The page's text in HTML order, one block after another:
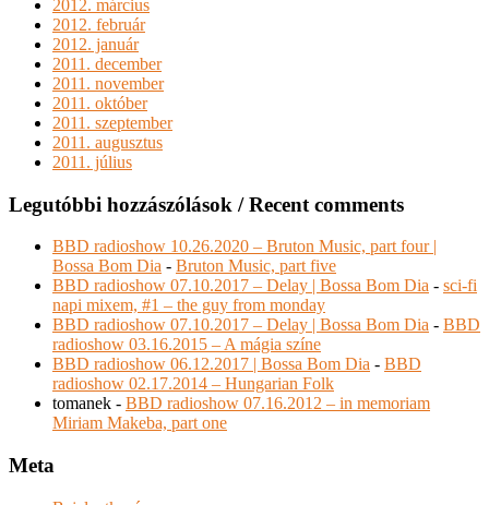
2012. március
2012. február
2012. január
2011. december
2011. november
2011. október
2011. szeptember
2011. augusztus
2011. július
Legutóbbi hozzászólások / Recent comments
BBD radioshow 10.26.2020 – Bruton Music, part four |
Bossa Bom Dia - Bruton Music, part five
BBD radioshow 07.10.2017 – Delay | Bossa Bom Dia - sci-fi
napi mixem, #1 – the guy from monday
BBD radioshow 07.10.2017 – Delay | Bossa Bom Dia - BBD
radioshow 03.16.2015 – A mágia színe
BBD radioshow 06.12.2017 | Bossa Bom Dia - BBD
radioshow 02.17.2014 – Hungarian Folk
tomanek - BBD radioshow 07.16.2012 – in memoriam
Miriam Makeba, part one
Meta